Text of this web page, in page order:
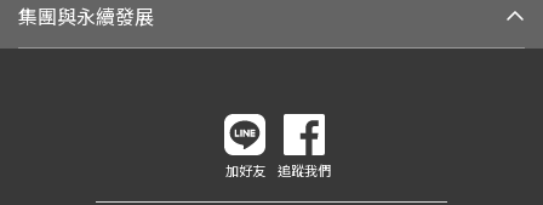
集團與永續發展
加好友 追蹤我們